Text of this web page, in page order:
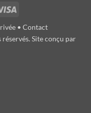
• Contact
Site conçu par